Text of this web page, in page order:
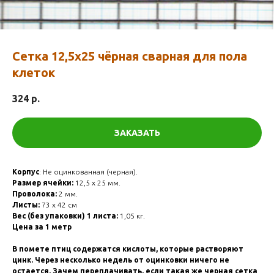
Сетка 12,5х25 чёрная сварная для пола
клеток
324 р.
ЗАКАЗАТЬ
Корпус: Не оцинкованная (черная).
Размер ячейки: 12,5 х 25 мм.
Проволока: 2 мм.
Листы: 73 х 42 см
Вес (без упаковки) 1 листа: 1,05 кг.
Цена за 1 метр
В помете птиц содержатся кислоты, которые растворяют
цинк. Через несколько недель от оцинковки ничего не
остается. Зачем переплачивать, если такая же черная сетка